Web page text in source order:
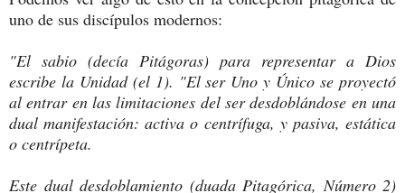
uno de sus discípulos modernos:
"El sabio (decía Pitágoras) para representar a Dios
escribe la Unidad (el 1). "El ser Uno y Único se proyectó
al entrar en las limitaciones del ser desdoblándose en una
dual manifestación: activa o centrífuga, y pasiva, estática
o centrípeta.
Este dual desdoblamiento (duada Pitagórica, Número 2)